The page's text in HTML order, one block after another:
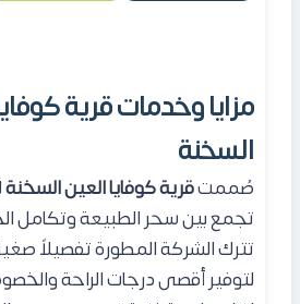
مزايا وخدمات قرية
السخنة
صُممتقرية كوفايا العين السخنة
تجمع بين سحر الطبيعة وتكامل
تترك الشركة المطورة تفصيلاً
لتوفير أقصى درجات الراحة